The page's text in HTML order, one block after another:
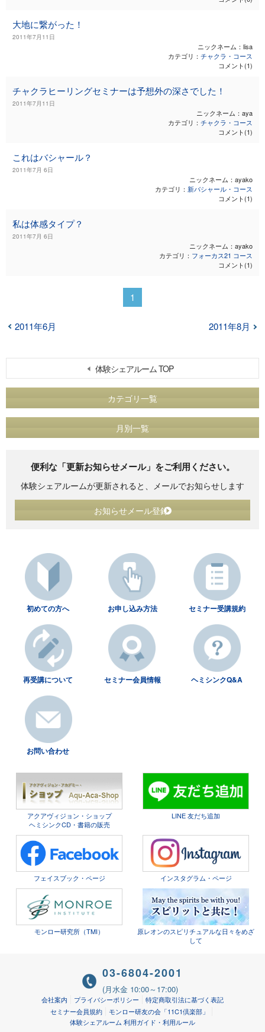
体験シェアルーム TOP
カテゴリ一覧
月別一覧
便利な「更新お知らせメール」をご利用ください。
体験シェアルームが更新されると、メールでお知らせします
お知らせメール登録
大地に繋がった！
2011年7月11日
ニックネーム：lisa
カテゴリ： チャクラ・コース
コメント(1)
チャクラヒーリングセミナーは予想外の深さでした！
2011年7月11日
ニックネーム：aya
カテゴリ： チャクラ・コース
コメント(1)
これはバシャール？
2011年7月 6日
ニックネーム：ayako
カテゴリ： 新バシャール・コース
コメント(1)
私は体感タイプ？
2011年7月 6日
ニックネーム：ayako
カテゴリ： フォーカス21 コース
コメント(1)
1
2011年6月 2011年8月
初めての方へ お申し込み方法 セミナー受講規約
再受講について セミナー会員情報 ヘミシンクQ&A
お問い合わせ
アクアヴィジョン・ショップ
ヘミシンクCD・書籍の販売
LINE 友だち追加
フェイスブック・ページ インスタグラム・ページ
モンロー研究所（TMI）
原レオンのスピリチュアルな日々をめざ
して
会社案内 プライバシーポリシー
特定商取引法に基づく表記
セミナー会員規約
モンロー研友の会「11C1倶楽部」
体験シェアルーム 利用ガイド・利用ルール
03-6804-2001
(月水金 10:00～17:00)